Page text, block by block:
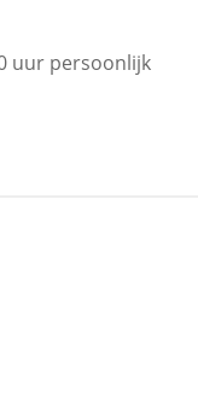
uur persoonlijk